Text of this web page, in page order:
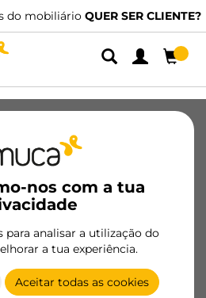
do mobiliário QUER SER CLIENTE?
nos com a tua
para analisar a utilização do
a tua experiência.
Aceitar todas as cookies
do lixo para gavetas
1 compartimento,
antracite
essenciais
se cliente